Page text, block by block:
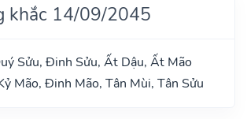
khắc 14/09/2045
Sửu, Đinh Sửu, Ất Dậu, Ất Mão
Mão, Đinh Mão, Tân Mùi, Tân Sửu